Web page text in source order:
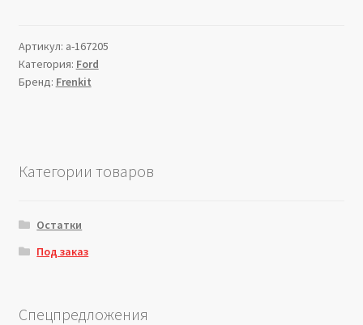
Артикул: a-167205
Категория: Ford
Бренд: Frenkit
Категории товаров
Остатки
Под заказ
Спецпредложения